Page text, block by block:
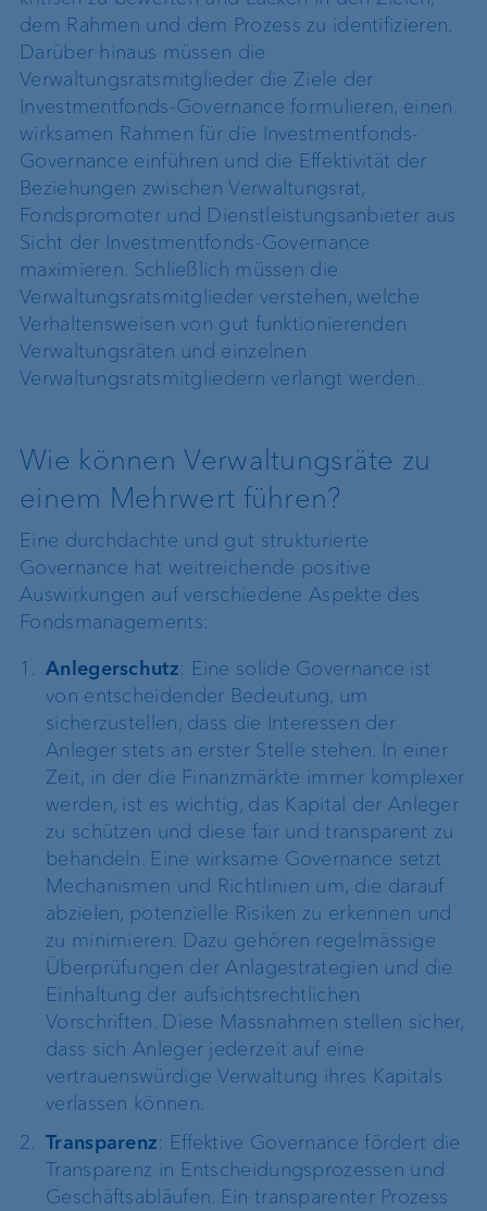
dem Rahmen und dem Prozess zu identifizieren.
Darüber hinaus müssen die
Verwaltungsratsmitglieder die Ziele der
Investmentfonds-Governance formulieren, einen
wirksamen Rahmen für die Investmentfonds-
Governance einführen und die Effektivität der
Beziehungen zwischen Verwaltungsrat,
Fondspromoter und Dienstleistungsanbieter aus
Sicht der Investmentfonds-Governance
maximieren. Schließlich müssen die
Verwaltungsratsmitglieder verstehen, welche
Verhaltensweisen von gut funktionierenden
Verwaltungsräten und einzelnen
Verwaltungsratsmitgliedern verlangt werden.
Wie können Verwaltungsräte zu
einem Mehrwert führen?
Eine durchdachte und gut strukturierte
Governance hat weitreichende positive
Auswirkungen auf verschiedene Aspekte des
Fondsmanagements:
Anlegerschutz: Eine solide Governance ist
von entscheidender Bedeutung, um
sicherzustellen, dass die Interessen der
Anleger stets an erster Stelle stehen. In einer
Zeit, in der die Finanzmärkte immer komplexer
werden, ist es wichtig, das Kapital der Anleger
zu schützen und diese fair und transparent zu
behandeln. Eine wirksame Governance setzt
Mechanismen und Richtlinien um, die darauf
abzielen, potenzielle Risiken zu erkennen und
zu minimieren. Dazu gehören regelmässige
Überprüfungen der Anlagestrategien und die
Einhaltung der aufsichtsrechtlichen
Vorschriften. Diese Massnahmen stellen sicher,
dass sich Anleger jederzeit auf eine
vertrauenswürdige Verwaltung ihres Kapitals
verlassen können.
Transparenz: Effektive Governance fördert die
Transparenz in Entscheidungsprozessen und
Geschäftsabläufen. Ein transparenter Prozess